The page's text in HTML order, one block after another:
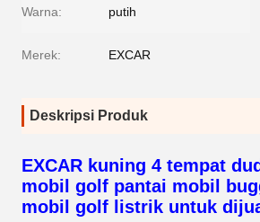
Warna: putih
Merek: EXCAR
Deskripsi Produk
EXCAR kuning 4 tempat
mobil golf pantai mobil
mobil golf listrik untuk